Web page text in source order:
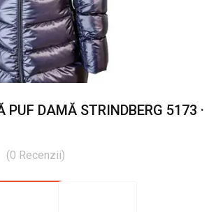
PUF DAMĂ STRINDBERG 5173 ·
(0 Recenzii)